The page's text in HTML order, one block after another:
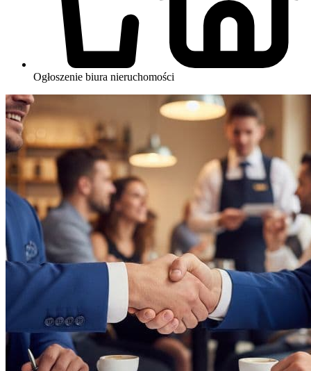
Ogłoszenie biura nieruchomości